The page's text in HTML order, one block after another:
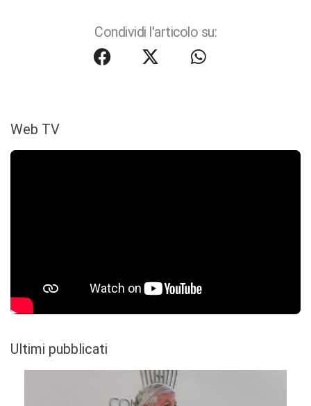
Condividi l'articolo su:
Web TV
Ultimi pubblicati